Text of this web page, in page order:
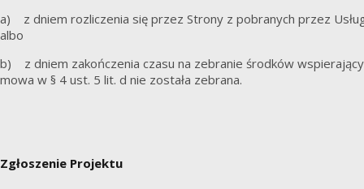
a) z dniem rozliczenia się przez Strony z pobranych przez
albo
b) z dniem zakończenia czasu na zebranie środków
mowa w § 4 ust. 5 lit. d nie została zebrana.
Zgłoszenie Projektu